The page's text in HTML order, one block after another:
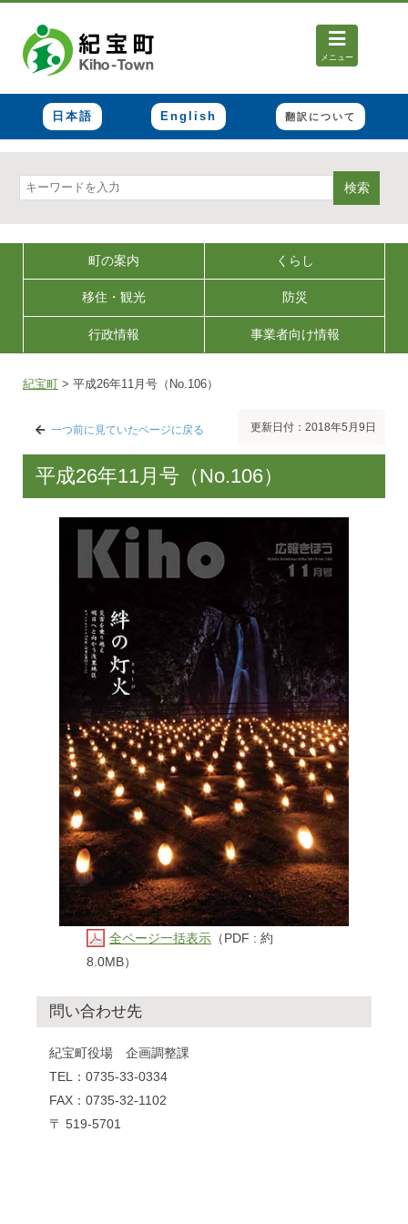
メニュー
日本語 English 翻訳について
検索
町の案内 くらし
移住・観光 防災
行政情報 事業者向け情報
紀宝町 > 平成26年11月号（No.106）
一つ前に見ていたページに戻る 更新日付：2018年5月9日
平成26年11月号（No.106）
全ページ一括表示 （PDF : 約
8.0MB）
問い合わせ先
紀宝町役場 企画調整課
TEL：0735-33-0334
FAX：0735-32-1102
〒 519-5701